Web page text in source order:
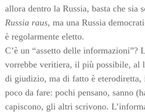
allora dentro la Russia, basta che sia
Russia raus, ma una Russia
è regolarmente eletto.
C’è un “assetto delle informazioni”?
vorrebbe veritiera, il più possibile, al
di giudizio, ma di fatto è eterodiretta,
poco da fare: pochi pensano, sanno
capiscono, gli altri scrivono.